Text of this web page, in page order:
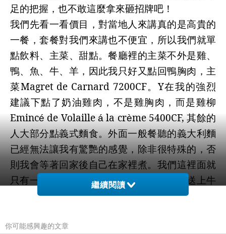
足的把握，也不敢這麼拿來砸招牌吧！
我們先看一看價目，對當地人來講真的是高貴的
一餐，套餐對我們來講也不便宜，所以我們就單
點飲料、主菜、甜點。餐廳裡的主菜不外是雞、
鴨、魚、牛、羊，因此我只好又點回鴨胸肉，主
菜Magret de Carnard 7200CF。Y在我的強烈
建議下點了奶油雞肉，不是雞胸肉，而是雞柳
Emincéde Volailleála crème 5400CF,其餘的
人大部分點義式麵食。外面一般餐聽的義大利麵
已經無法讓我有驚艷的感覺，除非很特殊的，否
則我會等著回家後自己在家裡煮。我們這裡面就
只有一個點了牛排套餐，當我們看到侍者送上牛
排套餐的前菜，我們馬上就有一分錢一分貨的感
先來說我的鴨胸肉，其實是乏善可陳，鴨肉煎的
繼續閱讀
你可能感興趣的文章